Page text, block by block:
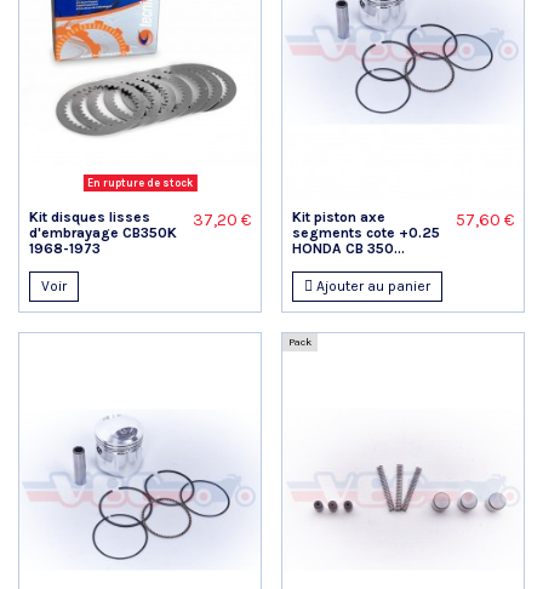
En rupture de stock
Kit disques lisses
d'embrayage CB350K
1968-1973
37,20 €
Voir
Kit piston axe
segments cote +0.25
HONDA CB 350...
57,60 €
Ajouter au panier
Pack